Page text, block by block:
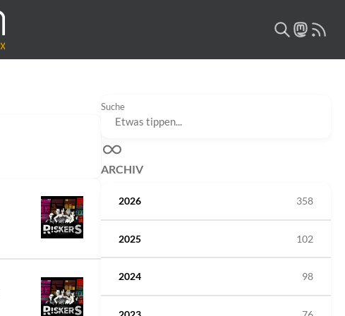
Suche
ARCHIV
2026 358
2025 102
2024 98